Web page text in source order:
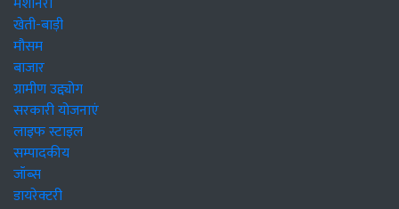
खेती-बाड़ी
मौसम
बाजार
ग्रामीण उद्द्योग
सरकारी योजनाएं
लाइफ स्टाइल
सम्पादकीय
जॉब्स
डायरेक्टरी